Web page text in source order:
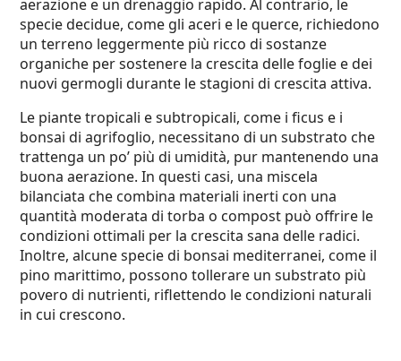
aerazione e un drenaggio rapido. Al contrario, le
specie decidue, come gli aceri e le querce, richiedono
un terreno leggermente più ricco di sostanze
organiche per sostenere la crescita delle foglie e dei
nuovi germogli durante le stagioni di crescita attiva.
Le piante tropicali e subtropicali, come i ficus e i
bonsai di agrifoglio, necessitano di un substrato che
trattenga un po’ più di umidità, pur mantenendo una
buona aerazione. In questi casi, una miscela
bilanciata che combina materiali inerti con una
quantità moderata di torba o compost può offrire le
condizioni ottimali per la crescita sana delle radici.
Inoltre, alcune specie di bonsai mediterranei, come il
pino marittimo, possono tollerare un substrato più
povero di nutrienti, riflettendo le condizioni naturali
in cui crescono.